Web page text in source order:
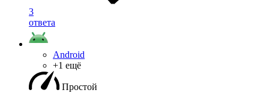
3
ответа
Android
+1 ещё
Простой